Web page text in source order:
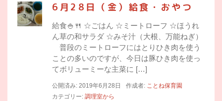
6月28日（金）給食・おやつ
給食🍚🍴 ☆ごはん ☆ミートローフ ☆ほうれ
ん草の和サラダ ☆みそ汁（大根、万能ねぎ）
普段のミートローフにはとりひき肉を使う
ことの多いのですが、今日は豚ひき肉を使っ
てボリューミーな主菜に […]
公開済み: 2019年6月28日 作成者: ことね保育園
カテゴリー: 調理室から